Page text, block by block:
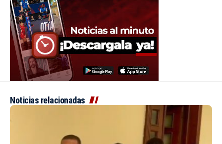
Noticias relacionadas